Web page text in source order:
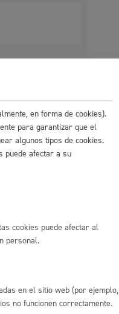
en forma de cookies).
para garantizar que el
algunos tipos de cookies.
puede afectar a su
cookies puede afectar al
personal.
en el sitio web (por ejemplo,
no funcionen correctamente.